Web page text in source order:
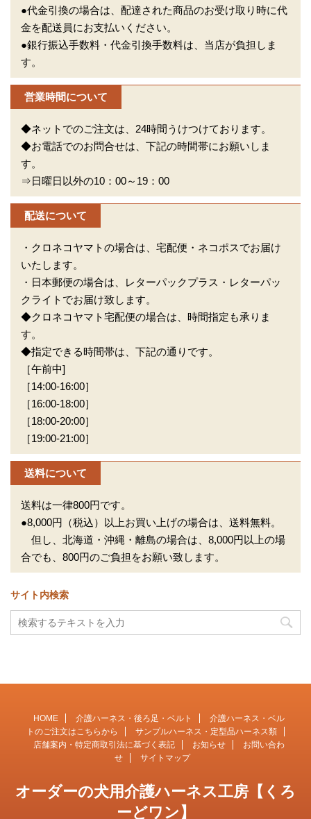
●代金引換の場合は、配達された商品のお受け取り時に代
金を配送員にお支払いください。
●銀行振込手数料・代金引換手数料は、当店が負担しま
す。
営業時間について
◆ネットでのご注文は、24時間うけつけております。
◆お電話でのお問合せは、下記の時間帯にお願いしま
す。
⇒日曜日以外の10：00～19：00
配送について
・クロネコヤマトの場合は、宅配便・ネコポスでお届け
いたします。
・日本郵便の場合は、レターパックプラス・レターパッ
クライトでお届け致します。
◆クロネコヤマト宅配便の場合は、時間指定も承りま
す。
◆指定できる時間帯は、下記の通りです。
［午前中]
［14:00-16:00］
［16:00-18:00］
［18:00-20:00］
［19:00-21:00］
送料について
送料は一律800円です。
●8,000円（税込）以上お買い上げの場合は、送料無料。
但し、北海道・沖縄・離島の場合は、8,000円以上の場
合でも、800円のご負担をお願い致します。
サイト内検索
HOME 介護ハーネス・後ろ足・ベルト
介護ハーネス・ベル
トのご注文はこちらから
サンプルハーネス・定型品ハーネス類
店舗案内・特定商取引法に基づく表記
お知らせ
お問い合わ
せ
サイトマップ
オーダーの犬用介護ハーネス工房【くろ
ーどワン】